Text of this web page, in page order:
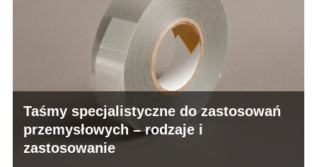
Taśmy specjalistyczne do zastosowań
przemysłowych – rodzaje i
zastosowanie